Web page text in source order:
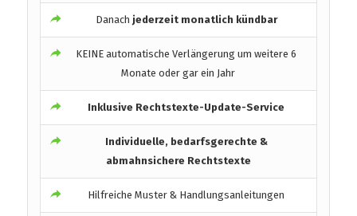
Danach jederzeit monatlich kündbar
KEINE automatische Verlängerung um weitere 6
Monate oder gar ein Jahr
Inklusive Rechtstexte-Update-Service
Individuelle, bedarfsgerechte &
abmahnsichere Rechtstexte
Hilfreiche Muster & Handlungsanleitungen